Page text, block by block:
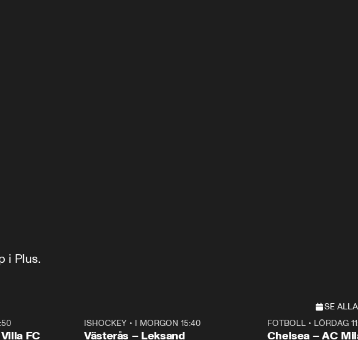
i Plus.
SE ALLA
FC
Plus
ISHOCKEY• I MORGON 15:40
Västerås – Leksand
Plus
FOTBOLL• LÖRDAG
Chelsea – AC